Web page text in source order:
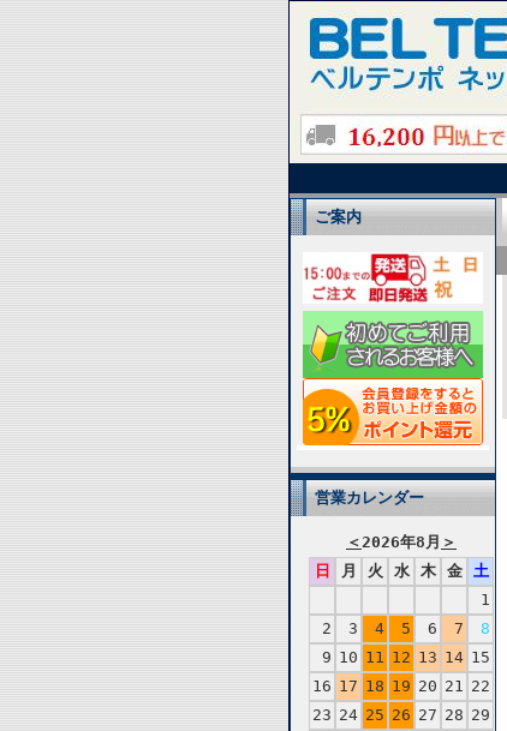
ご案内
営業カレンダー
＜2026年8月 ＞
日
月 火 水 木 金
土
1
2
3 4 5 6 7
8
9 10 11 12 13 14 15
16 17 18 19 20 21 22
23 24 25 26 27 28 29